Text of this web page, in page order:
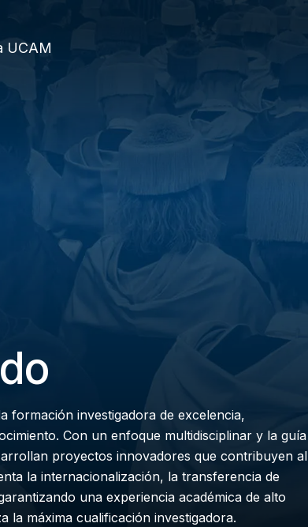
UCAM
formación investigadora de excelencia,
Con un enfoque multidisciplinar y la guía
proyectos innovadores que contribuyen al
la internacionalización, la transferencia de
una experiencia académica de alto
la máxima cualificación investigadora.